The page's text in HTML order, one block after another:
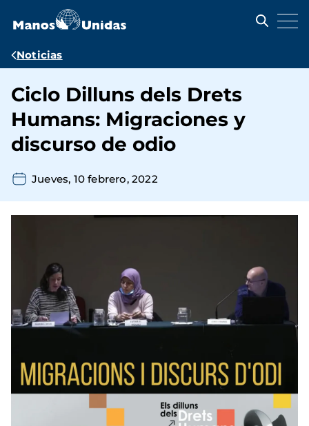
contenido
Ruta
navegación
Noticias
Ciclo Dilluns dels Drets
Humans: Migraciones y
discurso de odio
Jueves, 10 febrero, 2022